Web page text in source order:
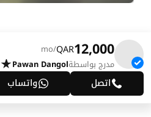
12,000
QAR
/mo
مدرج بواسطةPawan Dangol
اتصل واتساب